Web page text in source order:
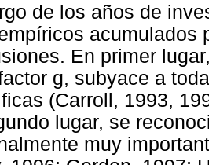
de los años de
acumulados
En primer
g, subyace a
(Carroll, 1993,
lugar, se
muy